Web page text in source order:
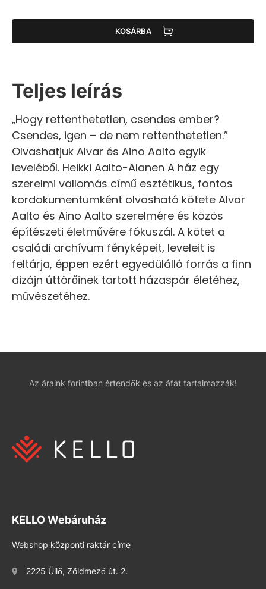
KOSÁRBA
Teljes leírás
„Hogy rettenthetetlen, csendes ember?
Csendes, igen – de nem rettenthetetlen.”
Olvashatjuk Alvar és Aino Aalto egyik
leveléből. Heikki Aalto-Alanen A ház egy
szerelmi vallomás című esztétikus, fontos
kordokumentumként olvasható kötete Alvar
Aalto és Aino Aalto szerelmére és közös
építészeti életművére fókuszál. A kötet a
családi archívum fényképeit, leveleit is
feltárja, éppen ezért egyedülálló forrás a finn
dizájn úttörőinek tartott házaspár életéhez,
művészetéhez.
Az áraink forintban értendők és az áfát tartalmazzák!
KELLO Webáruház
Webshop központi raktár címe
2225 Üllő, Zöldmező út. 2.